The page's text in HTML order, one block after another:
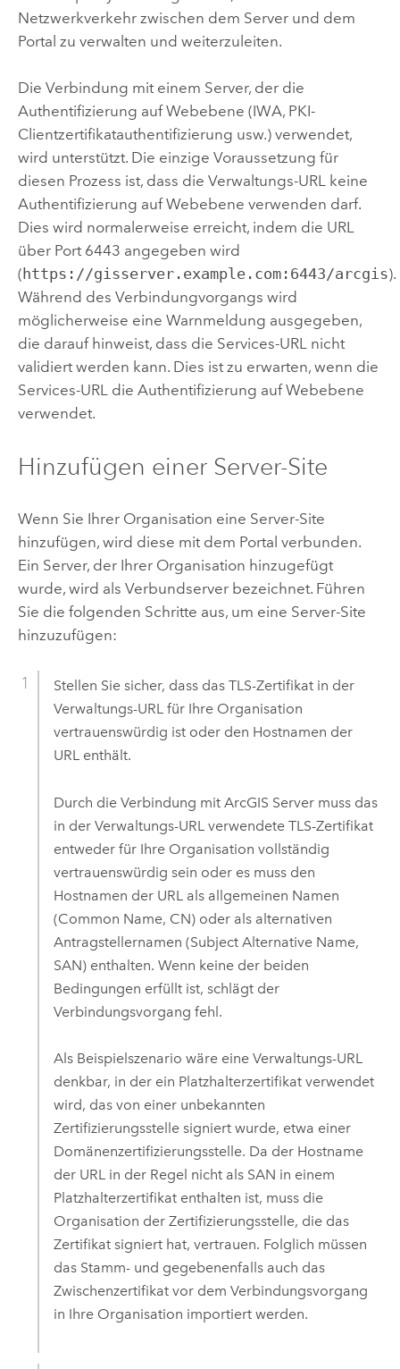
Netzwerkverkehr zwischen dem Server und dem
Portal zu verwalten und weiterzuleiten.
Die Verbindung mit einem Server, der die
Authentifizierung auf Webebene (IWA, PKI-
Clientzertifikatauthentifizierung usw.) verwendet,
wird unterstützt. Die einzige Voraussetzung für
diesen Prozess ist, dass die Verwaltungs-URL keine
Authentifizierung auf Webebene verwenden darf.
Dies wird normalerweise erreicht, indem die URL
über Port 6443 angegeben wird
( https://gisserver.example.com:6443/arcgis).
Während des Verbindungvorgangs wird
möglicherweise eine Warnmeldung ausgegeben,
die darauf hinweist, dass die Services-URL nicht
validiert werden kann. Dies ist zu erwarten, wenn die
Services-URL die Authentifizierung auf Webebene
verwendet.
Hinzufügen einer Server-Site
Wenn Sie Ihrer Organisation eine Server-Site
hinzufügen, wird diese mit dem Portal verbunden.
Ein Server, der Ihrer Organisation hinzugefügt
wurde, wird als Verbundserver bezeichnet. Führen
Sie die folgenden Schritte aus, um eine Server-Site
hinzuzufügen:
Stellen Sie sicher, dass das TLS-Zertifikat in der
Verwaltungs-URL für Ihre Organisation
vertrauenswürdig ist oder den Hostnamen der
URL enthält.
Durch die Verbindung mit ArcGIS Servermuss das
in der Verwaltungs-URL verwendete TLS-Zertifikat
entweder für Ihre Organisation vollständig
vertrauenswürdig sein oder es muss den
Hostnamen der URL als allgemeinen Namen
(Common Name, CN) oder als alternativen
Antragstellernamen (Subject Alternative Name,
SAN) enthalten. Wenn keine der beiden
Bedingungen erfüllt ist, schlägt der
Verbindungsvorgang fehl.
Als Beispielszenario wäre eine Verwaltungs-URL
denkbar, in der ein Platzhalterzertifikat verwendet
wird, das von einer unbekannten
Zertifizierungsstelle signiert wurde, etwa einer
Domänenzertifizierungsstelle. Da der Hostname
der URL in der Regel nicht als SAN in einem
Platzhalterzertifikat enthalten ist, muss die
Organisation der Zertifizierungsstelle, die das
Zertifikat signiert hat, vertrauen. Folglich müssen
das Stamm- und gegebenenfalls auch das
Zwischenzertifikat vor dem Verbindungsvorgang
in Ihre Organisation importiert werden.